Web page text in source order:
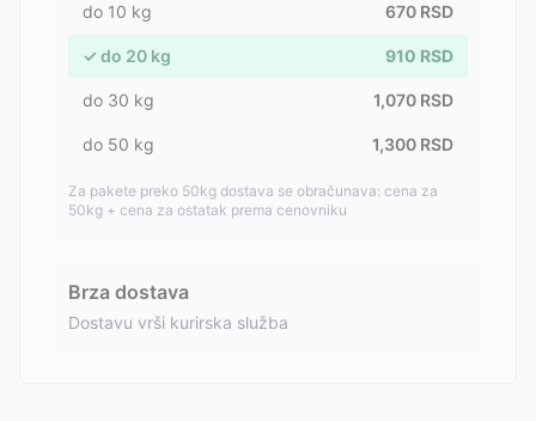
do 10 kg 670 RSD
✓ do 20 kg 910 RSD
do 30 kg 1,070 RSD
do 50 kg 1,300 RSD
Za pakete preko 50kg dostava se obračunava: cena za
50kg + cena za ostatak prema cenovniku
Brza dostava
Dostavu vrši kurirska služba